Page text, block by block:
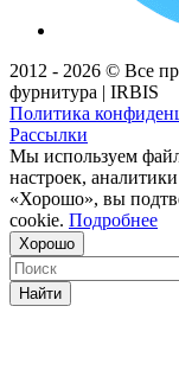
2012 - 2026 © Все
фурнитура | IRBIS
Политика
Рассылки
Мы используем
настроек,
«Хорошо», вы
cookie. Подробнее
Хорошо
Найти